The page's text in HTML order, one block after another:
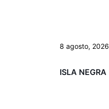
8 agosto, 2026
ISLA NEGRA